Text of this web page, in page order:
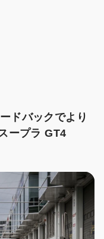
ドバックでより
ープラ GT4